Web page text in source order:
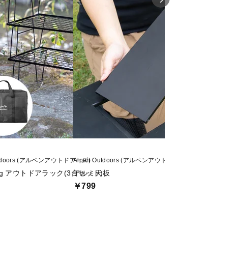
(アルペンアウトドアーズ)
アウトドアラック(3台セット)
Alpen Outdoors (アルペンアウトドアーズ)
アルミ天板
￥799